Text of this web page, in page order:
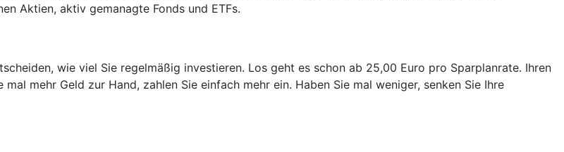
Aktien, aktiv gemanagte Fonds und ETFs.
wie viel Sie regelmäßig investieren. Los geht es schon ab 25,00 Euro pro Sparplanrate. Ihren
mehr Geld zur Hand, zahlen Sie einfach mehr ein. Haben Sie mal weniger, senken Sie Ihre